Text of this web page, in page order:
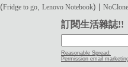
(Fridge to go ,Lenovo Notebook) |